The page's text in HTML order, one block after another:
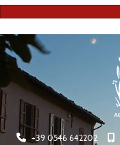
+39 0546 642202